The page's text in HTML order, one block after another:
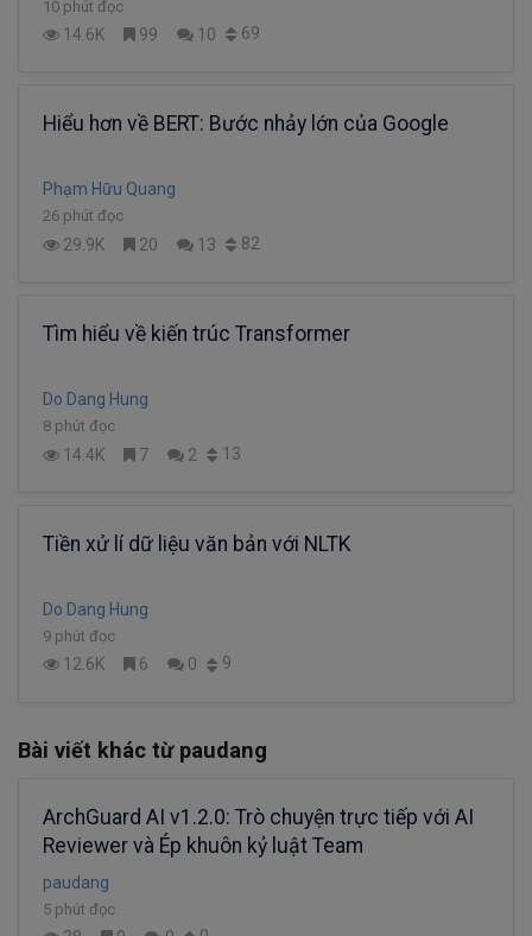
10 phút đọc
14.6K 99 10 69
Hiểu hơn về BERT: Bước nhảy lớn của Google
Phạm Hữu Quang
26 phút đọc
29.9K 20 13 82
Tìm hiểu về kiến trúc Transformer
Do Dang Hung
8 phút đọc
14.4K 7 2 13
Tiền xử lí dữ liệu văn bản với NLTK
Do Dang Hung
9 phút đọc
12.6K 6 0 9
Bài viết khác từ paudang
ArchGuard AI v1.2.0: Trò chuyện trực tiếp với AI
Reviewer và Ép khuôn kỷ luật Team
paudang
5 phút đọc